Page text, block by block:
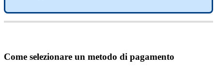
Come selezionare un metodo di pagamento